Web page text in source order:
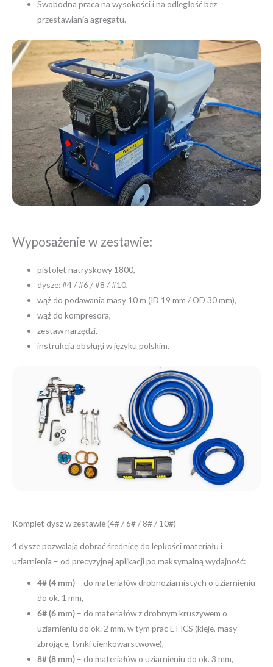
Swobodna praca na wysokości i na odległość bez
przestawiania agregatu.
Wyposażenie w zestawie:
pistolet natryskowy 1800,
dysze: #4 / #6 / #8 / #10,
wąż do podawania masy 10 m (ID 19 mm / OD 30 mm),
wąż do kompresora,
zestaw narzędzi,
instrukcja obsługi w języku polskim.
Komplet dysz w zestawie (4# / 6# / 8# / 10#)
4 dysze pozwalają dobrać średnicę do lepkości materiału i
uziarnienia – od precyzyjnej aplikacji po maksymalną wydajność:
4# (4 mm) – do materiałów drobnoziarnistych o uziarnieniu
do ok. 1 mm,
6# (6 mm) – do materiałów z drobnym kruszywem o
uziarnieniu do ok. 2 mm, w tym prac ETICS (kleje, masy
zbrojące, tynki cienkowarstwowe),
8# (8 mm) – do materiałów o uziarnieniu do ok. 3 mm,